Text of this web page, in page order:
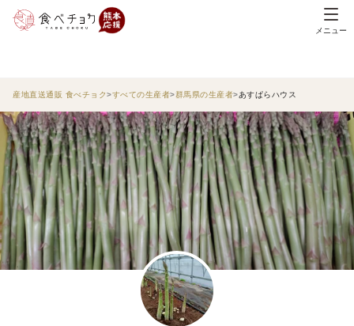
メニュー
産地直送通販 食べチョク すべての生産者 群馬県の生産者 あすぱらハウス